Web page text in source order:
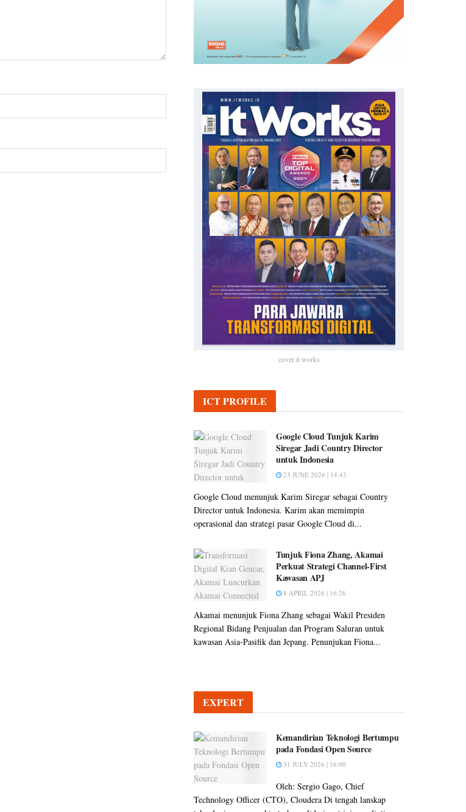
cover it works
ICT PROFILE
Google Cloud Tunjuk Karim
Siregar Jadi Country Director
untuk Indonesia
23 JUNE 2026 | 14:43
Google Cloud menunjuk Karim Siregar sebagai Country
Director untuk Indonesia. Karim akan memimpin
operasional dan strategi pasar Google Cloud di...
Tunjuk Fiona Zhang, Akamai
Perkuat Strategi Channel-First
Kawasan APJ
8 APRIL 2026 | 16:26
Akamai menunjuk Fiona Zhang sebagai Wakil Presiden
Regional Bidang Penjualan dan Program Saluran untuk
kawasan Asia-Pasifik dan Jepang. Penunjukan Fiona...
EXPERT
Kemandirian Teknologi Bertumpu
pada Fondasi Open Source
31 JULY 2026 | 16:00
Oleh: Sergio Gago, Chief
Technology Officer (CTO), Cloudera Di tengah lanskap